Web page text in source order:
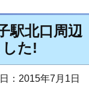
駅北口周辺
た!
：2015年7月1日